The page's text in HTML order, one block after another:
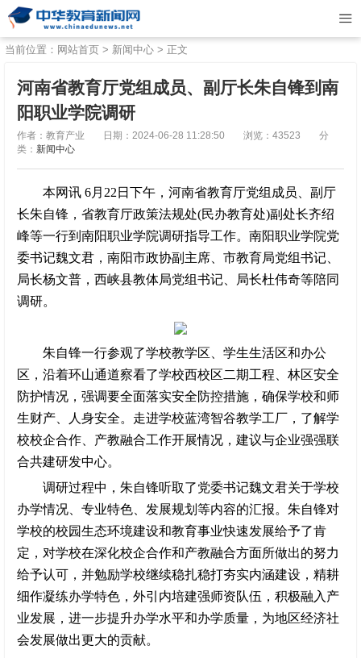
当前位置： 网站首页 > 新闻中心 > 正文
河南省教育厅党组成员、副厅长朱自锋到南
阳职业学院调研
作者：教育产业 日期：2024-06-28 11:28:50 浏览：43523
分
类： 新闻中心
本网讯 6月22日下午，河南省教育厅党组成员、副厅
长朱自锋，省教育厅政策法规处(民办教育处)副处长齐绍
峰等一行到南阳职业学院调研指导工作。南阳职业学院党
委书记魏文君，南阳市政协副主席、市教育局党组书记、
局长杨文普，西峡县教体局党组书记、局长杜伟奇等陪同
调研。
朱自锋一行参观了学校教学区、学生生活区和办公
区，沿着环山通道察看了学校西校区二期工程、林区安全
防护情况，强调要全面落实安全防控措施，确保学校和师
生财产、人身安全。走进学校蓝湾智谷教学工厂，了解学
校校企合作、产教融合工作开展情况，建议与企业强强联
合共建研发中心。
调研过程中，朱自锋听取了党委书记魏文君关于学校
办学情况、专业特色、发展规划等内容的汇报。朱自锋对
学校的校园生态环境建设和教育事业快速发展给予了肯
定，对学校在深化校企合作和产教融合方面所做出的努力
给予认可，并勉励学校继续稳扎稳打夯实内涵建设，精耕
细作凝练办学特色，外引内培建强师资队伍，积极融入产
业发展，进一步提升办学水平和办学质量，为地区经济社
会发展做出更大的贡献。